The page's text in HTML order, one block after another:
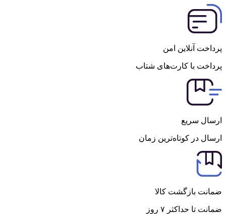
پرداخت آنلاین امن
پرداخت با کارت‌های شتاب
ارسال سریع
ارسال در کوتاه‌ترین زمان
ضمانت بازگشت کالا
ضمانت تا حداکثر ۷ روز